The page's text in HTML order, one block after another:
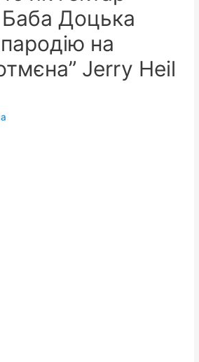
Баба Доцька
на
Jerry Heil